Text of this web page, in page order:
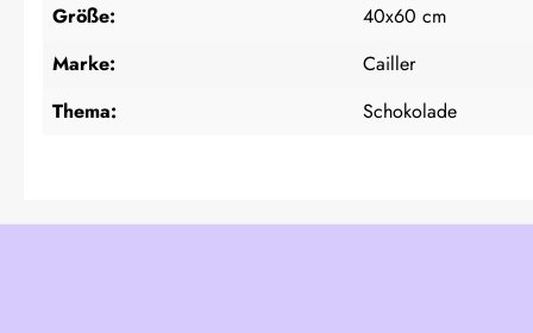
Größe:
40x60 cm
Marke:
Cailler
Thema:
Schokolade